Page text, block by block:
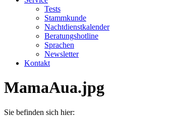
Tests
Stammkunde
Nachtdienstkalender
Beratungshotline
Sprachen
Newsletter
Kontakt
MamaAua.jpg
Sie befinden sich hier: